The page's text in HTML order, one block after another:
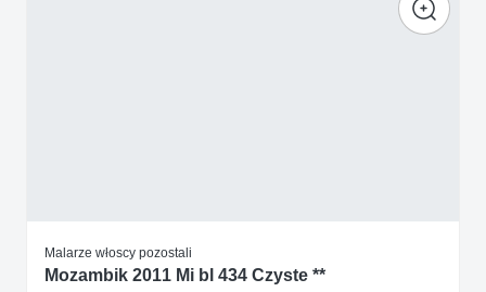
Malarze włoscy pozostali
Mozambik 2011 Mi bl 434 Czyste **